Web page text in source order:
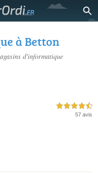
à Betton
d'informatique
4,5 étoiles sur 5
57 avis